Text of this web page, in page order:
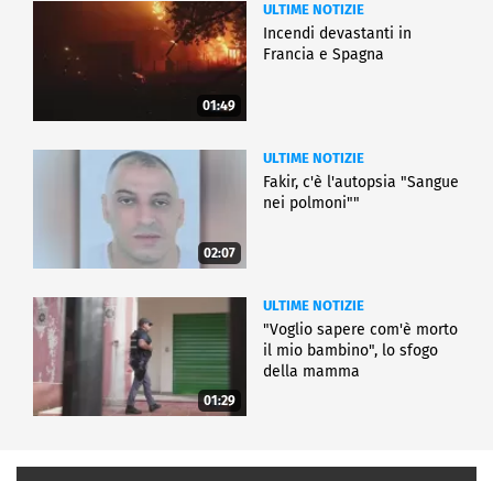
01:49
ULTIME NOTIZIE
Incendi devastanti in
Francia e Spagna
02:07
ULTIME NOTIZIE
Fakir, c'è l'autopsia "Sangue
nei polmoni""
01:29
ULTIME NOTIZIE
"Voglio sapere com'è morto
il mio bambino", lo sfogo
della mamma